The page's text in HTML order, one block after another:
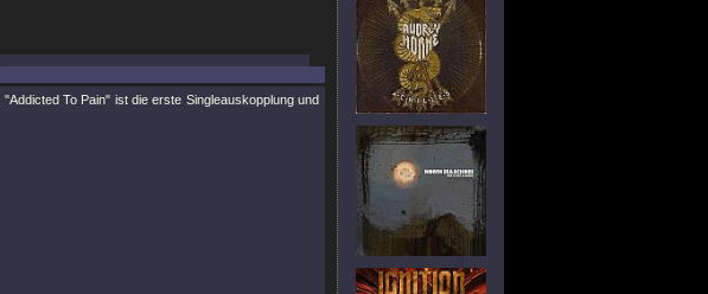
"Addicted To Pain" ist die erste Singleauskopplung und